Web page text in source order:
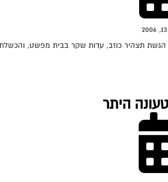
הגשת תצהיר כוזב, עדות שקר בבית מפשט,
היתר